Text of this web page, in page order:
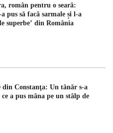
român pentru o seară:
pus să facă sarmale și l-a
superbe’ din România
din Constanţa: Un tânăr s-a
a pus mâna pe un stâlp de